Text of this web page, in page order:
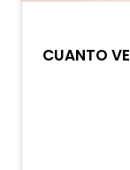
CUANTO